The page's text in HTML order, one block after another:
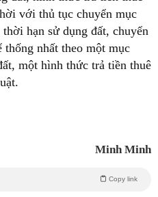
với thủ tục chuyển mục
hạn sử dụng đất, chuyển
nhất theo một mục
một hình thức trả tiền thuê
Minh Minh
Copy link